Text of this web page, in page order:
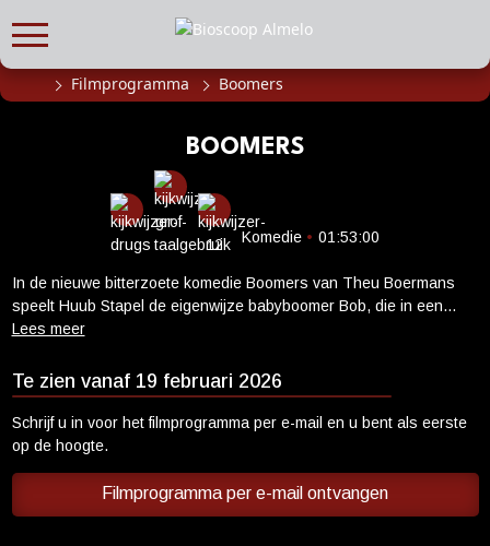
FILMPROGRAMMA
Kinderfeestjes
Privébioscoop of zaalhuur
ABONNEMENT
Alle informatie
Inlog voor abonnees
CADEAUTIPS
Cadeaukaart kopen
Filmprogramma Boomers
BOOMERS
Komedie • 01:53:00
In de nieuwe bitterzoete komedie Boomers van Theu Boermans
speelt Huub Stapel de eigenwijze babyboomer Bob, die in een
crisis raakt als zijn positie op alle fronten wordt ondermijnd: hij
een nieuwe generatie, hij is niet de ideale mantelzorger voor zijn
demente moeder én zijn liefdesleven is een puinhoop. Te midden
van alle chaos vindt hij steun bij zijn hechte vriendengroep, terwijl
onverwachte ontmoetingen hem confronteren met het verleden én
Stapel, Renée Fokker, Jennifer Hoffman, Anneke Blok, Hans
Kesting, Johanna ter Steege, Serge-Henri Valcke en Leopold Witte
Te zien vanaf 19 februari 2026
Schrijf u in voor het filmprogramma per e-mail en u bent als eerste
op de hoogte.
Filmprogramma per e-mail ontvangen